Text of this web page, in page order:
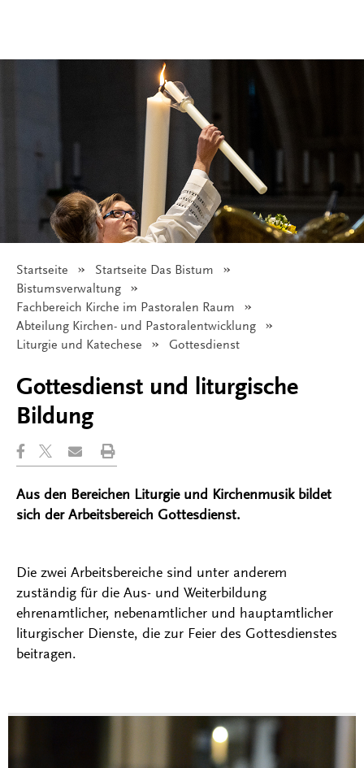
Startseite
Startseite Das Bistum
Bistumsverwaltung
Fachbereich Kirche im Pastoralen Raum
Abteilung Kirchen- und Pastoralentwicklung
Liturgie und Katechese
Angezeigt:
Gottesdienst
Gottesdienst und liturgische
Bildung
Aus den Bereichen Liturgie und Kirchenmusik bildet
sich der Arbeitsbereich Gottesdienst.
Die zwei Arbeitsbereiche sind unter anderem
zuständig für die Aus- und Weiterbildung
ehrenamtlicher, nebenamtlicher und hauptamtlicher
liturgischer Dienste, die zur Feier des Gottesdienstes
beitragen.